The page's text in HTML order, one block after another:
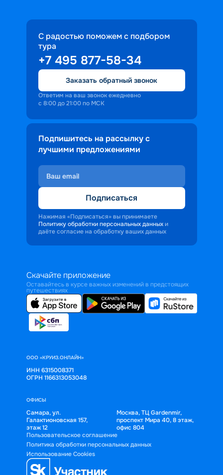
С радостью поможем с подбором
тура
+7 495 877-58-34
Заказать обратный звонок
Ответим на ваш звонок ежедневно
с 8:00 до 21:00 по МСК
Подпишитесь на рассылку с
лучшими предложениями
Подписаться
Нажимая «Подписаться» вы принимаете
Политику обработки персональных данных и
даёте согласие на обработку ваших данных
Скачайте приложение
Оставайтесь в курсе важных изменений в предстоящих
путешествиях
ООО «КРУИЗ.ОНЛАЙН»
ИНН 6315008371
ОГРН 1166313053048
ОФИСЫ
Самара, ул.
Галактионовская 157,
этаж 12
Москва, ТЦ Gardenmir,
проспект Мира 40, 8 этаж,
офис 804
Пользовательское соглашение
Политика обработки персональных данных
Использование Cookies